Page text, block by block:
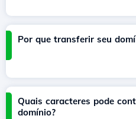
Por que transferir seu
Quais caracteres pode
domínio?